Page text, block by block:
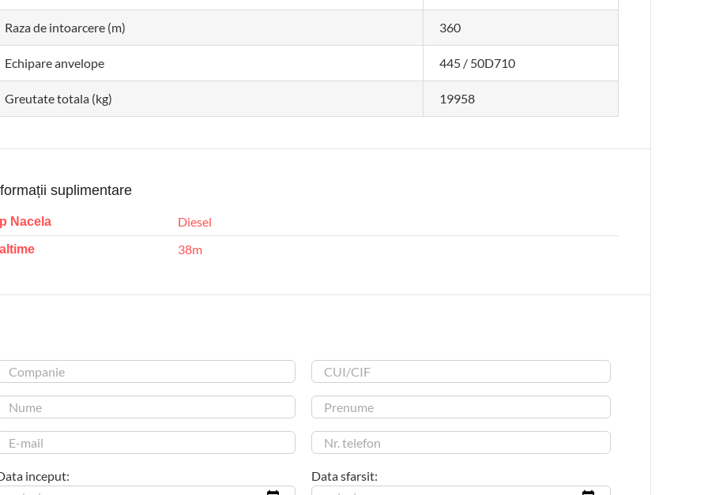
Raza de intoarcere (m) 360
Echipare anvelope 445 / 50D710
Greutate totala (kg) 19958
suplimentare
Nacela Diesel
38m
inceput: Data sfarsit: